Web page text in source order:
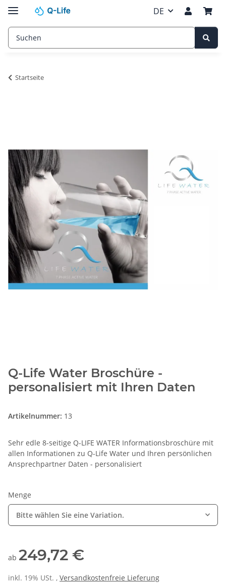
DE
Startseite
Q-Life Water Broschüre -
personalisiert mit Ihren Daten
Artikelnummer: 13
Sehr edle 8-seitige Q-LIFE WATER Informationsbroschüre mit
allen Informationen zu Q-Life Water und Ihren persönlichen
Ansprechpartner Daten - personalisiert
Menge
Bitte wählen Sie eine Variation.
ab 249,72 €
inkl. 19% USt. , Versandkostenfreie Lieferung